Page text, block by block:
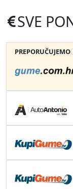
SVE
PREPORUČUJEMO